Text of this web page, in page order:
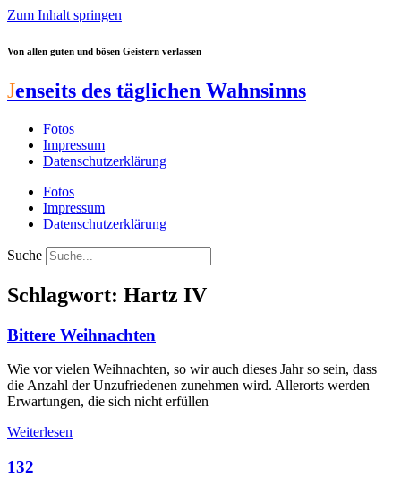
Zum Inhalt springen
Von allen guten und bösen Geistern verlassen
Jenseits des täglichen Wahnsinns
Fotos
Impressum
Datenschutzerklärung
Fotos
Impressum
Datenschutzerklärung
Suche
Schlagwort: Hartz IV
Bittere Weihnachten
Wie vor vielen Weihnachten, so wir auch dieses Jahr so sein, dass
die Anzahl der Unzufriedenen zunehmen wird. Allerorts werden
Erwartungen, die sich nicht erfüllen
Weiterlesen
132